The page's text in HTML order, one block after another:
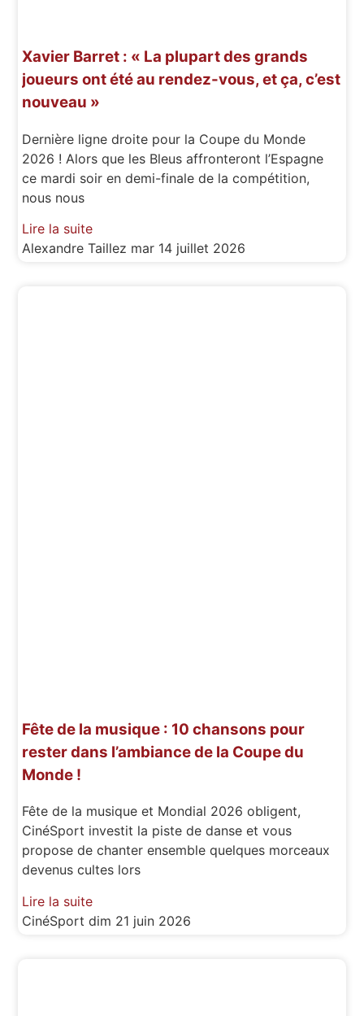
Xavier Barret : « La plupart des grands
joueurs ont été au rendez-vous, et ça, c’est
nouveau »
Dernière ligne droite pour la Coupe du Monde
2026 ! Alors que les Bleus affronteront l’Espagne
ce mardi soir en demi-finale de la compétition,
nous nous
Lire la suite
Alexandre Taillez mar 14 juillet 2026
Fête de la musique : 10 chansons pour
rester dans l’ambiance de la Coupe du
Monde !
Fête de la musique et Mondial 2026 obligent,
CinéSport investit la piste de danse et vous
propose de chanter ensemble quelques morceaux
devenus cultes lors
Lire la suite
CinéSportdim 21 juin 2026